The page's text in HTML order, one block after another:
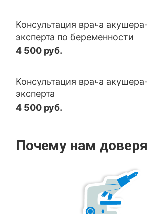
Консультация врача
эксперта по беременности
4 500 руб.
Консультация врача
эксперта
4 500 руб.
Почему нам